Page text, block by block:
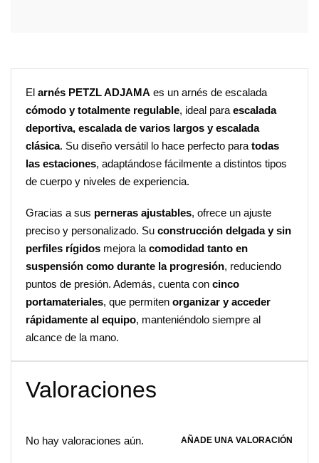
El arnés PETZL ADJAMA es un arnés de escalada
cómodo y totalmente regulable, ideal para escalada
deportiva, escalada de varios largos y escalada
clásica. Su diseño versátil lo hace perfecto para todas
las estaciones, adaptándose fácilmente a distintos tipos
de cuerpo y niveles de experiencia.
Gracias a sus perneras ajustables, ofrece un ajuste
preciso y personalizado. Su construcción delgada y sin
perfiles rígidos mejora la comodidad tanto en
suspensión como durante la progresión, reduciendo
puntos de presión. Además, cuenta con cinco
portamateriales, que permiten organizar y acceder
rápidamente al equipo, manteniéndolo siempre al
alcance de la mano.
Valoraciones
No hay valoraciones aún. AÑADE UNA VALORACIÓN